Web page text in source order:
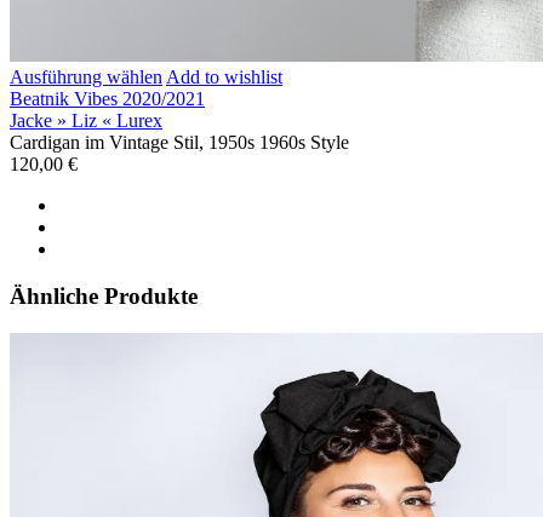
Ausführung wählen Add to wishlist
Beatnik Vibes 2020/2021
Jacke » Liz « Lurex
Cardigan im Vintage Stil, 1950s 1960s Style
120,00 €
Ähnliche Produkte